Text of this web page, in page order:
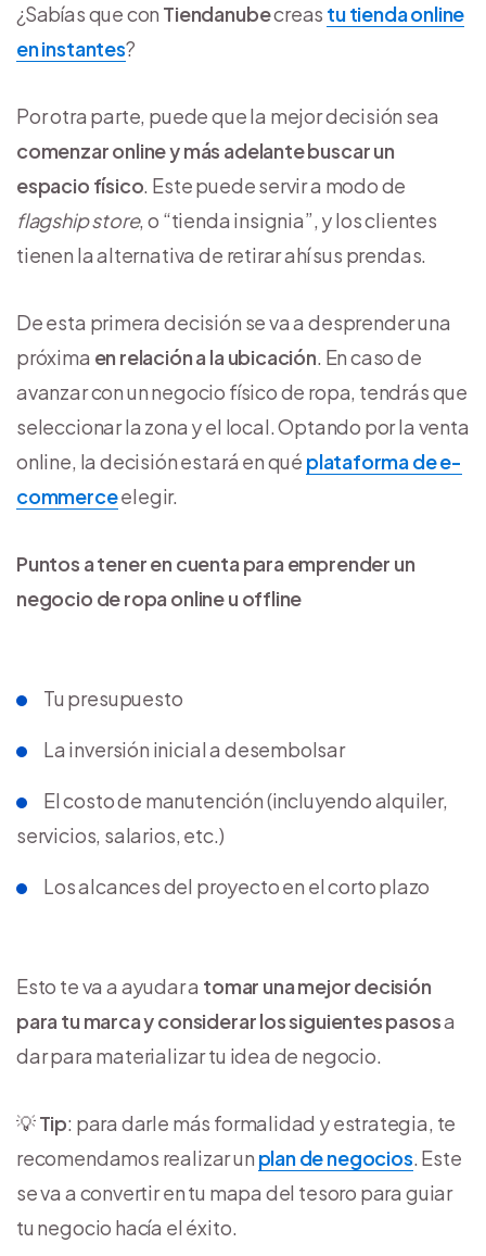
¿Sabías que con Tiendanubecreas tu tienda online
en instantes?
Por otra parte, puede que la mejor decisión sea
comenzar online y más adelante buscar un
espacio físico. Este puede servir a modo de
flagship store, o “tienda insignia”, y los clientes
tienen la alternativa de retirar ahí sus prendas.
De esta primera decisión se va a desprender una
próxima en relación a la ubicación. En caso de
avanzar con un negocio físico de ropa, tendrás que
seleccionar la zona y el local. Optando por la venta
online, la decisión estará en qué plataforma de e-
commerceelegir.
Puntos a tener en cuenta para emprender un
negocio de ropa online u offline
Tu presupuesto
La inversión inicial a desembolsar
El costo de manutención (incluyendo alquiler,
servicios, salarios, etc.)
Los alcances del proyecto en el corto plazo
Esto te va a ayudar a tomar una mejor decisión
para tu marca y considerar los siguientes pasosa
dar para materializar tu idea de negocio.
💡Tip: para darle más formalidad y estrategia, te
recomendamos realizar un plan de negocios. Este
se va a convertir en tu mapa del tesoro para guiar
tu negocio hacía el éxito.